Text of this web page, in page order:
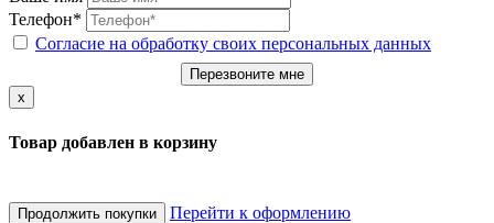
Телефон*
Согласие на обработку своих персональных данных
Перезвоните мне
x
Товар добавлен в корзину
Продолжить покупки
Перейти к оформлению